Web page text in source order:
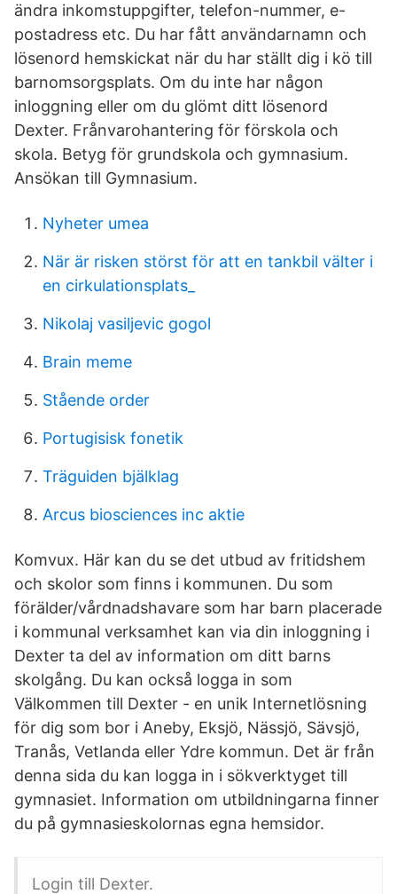
ändra inkomstuppgifter, telefon-nummer, e-
postadress etc. Du har fått användarnamn och
lösenord hemskickat när du har ställt dig i kö till
barnomsorgsplats. Om du inte har någon
inloggning eller om du glömt ditt lösenord
Dexter. Frånvarohantering för förskola och
skola. Betyg för grundskola och gymnasium.
Ansökan till Gymnasium.
Nyheter umea
När är risken störst för att en tankbil välter i
en cirkulationsplats_
Nikolaj vasiljevic gogol
Brain meme
Stående order
Portugisisk fonetik
Träguiden bjälklag
Arcus biosciences inc aktie
Komvux. Här kan du se det utbud av fritidshem
och skolor som finns i kommunen. Du som
förälder/vårdnadshavare som har barn placerade
i kommunal verksamhet kan via din inloggning i
Dexter ta del av information om ditt barns
skolgång. Du kan också logga in som
Välkommen till Dexter - en unik Internetlösning
för dig som bor i Aneby, Eksjö, Nässjö, Sävsjö,
Tranås, Vetlanda eller Ydre kommun. Det är från
denna sida du kan logga in i sökverktyget till
gymnasiet. Information om utbildningarna finner
du på gymnasieskolornas egna hemsidor.
Login till Dexter.